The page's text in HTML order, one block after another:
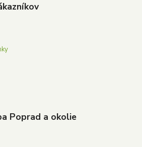
Poprad a okolie